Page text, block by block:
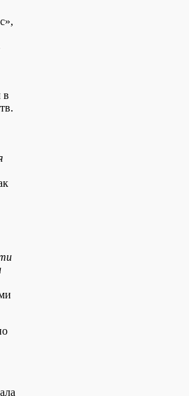
в